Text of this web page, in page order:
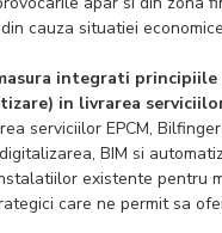
cauza situatiei
integrati
in livrarea
serviciilor EPCM,
BIM si
existente pentru
care ne permit sa